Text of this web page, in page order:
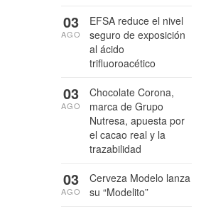
EFSA reduce el nivel
seguro de exposición
al ácido
trifluoroacético
03
AGO
Chocolate Corona,
marca de Grupo
Nutresa, apuesta por
el cacao real y la
trazabilidad
03
AGO
Cerveza Modelo lanza
su “Modelito”
03
AGO